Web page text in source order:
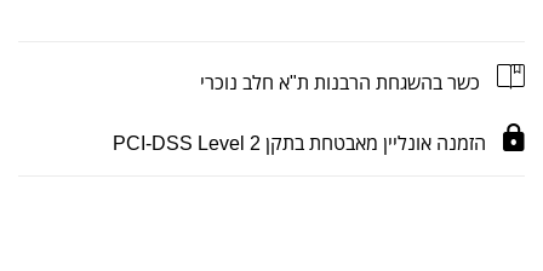
כשר בהשגחת הרבנות ת"א חלב נוכרי
הזמנה אונליין מאבטחת בתקן PCI-DSS Level 2